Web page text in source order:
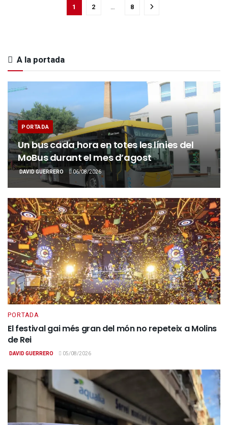
1 2 … 8
A la portada
PORTADA
Un bus cada hora en totes les línies del
MoBus durant el mes d’agost
DAVID GUERRERO 06/08/2026
PORTADA
El festival gai més gran del món no repeteix a Molins
de Rei
DAVID GUERRERO 05/08/2026